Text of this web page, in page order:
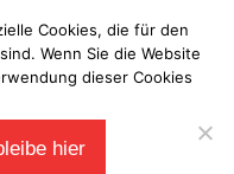
Cookies, die für den
Wenn Sie die Website
dieser Cookies
hier